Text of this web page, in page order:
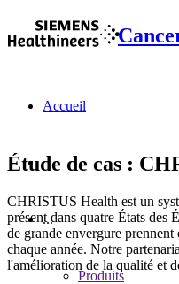
Accueil
...
Produits
Étude de cas :
CHRISTUS Health est un
présent dans quatre États des
de grande envergure
chaque année. Notre
l'amélioration de la qualité et